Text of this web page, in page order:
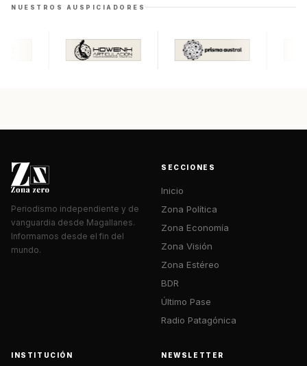
NUESTROS AUSPICIADORES
Periodismo independiente y de
vanguardia desde Magallanes.
Informamos desde el fin del
mundo.
SECCIONES
Inicio
Zona Política
Zona Economía
Zona Visión
Zona Estéreo
BDR
Último Pase
Radio Patagónica
INSTITUCIÓN NEWSLETTER